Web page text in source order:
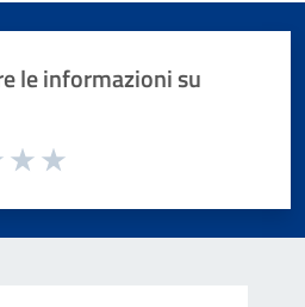
le informazioni su